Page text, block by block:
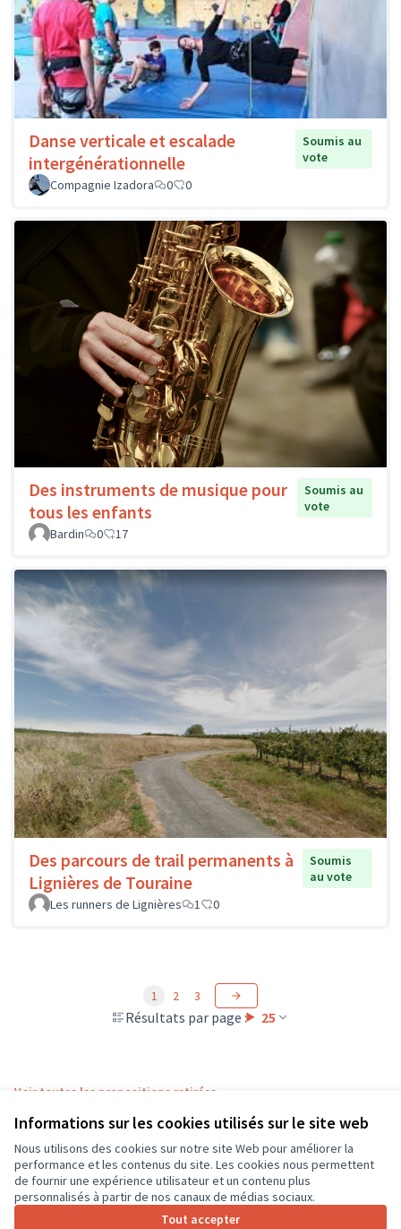
Informations sur les cookies utilisés sur le site web
Nous utilisons des cookies sur notre site Web pour améliorer la
performance et les contenus du site. Les cookies nous permettent
de fournir une expérience utilisateur et un contenu plus
personnalisés à partir de nos canaux de médias sociaux.
Tout accepter
Danse verticale et escalade
intergénérationnelle
Soumis au
vote
Compagnie Izadora
0 0
Des instruments de musique pour
tous les enfants
Soumis au
vote
Bardin
0 17
Des parcours de trail permanents à
Lignières de Touraine
Soumis
au vote
Les runners de Lignières
1 0
Résultats par page : 25
1 2 3
Voir toutes les propositions retirées
Conditions d'utilisation
Paramètres des cookies
CD37 sur X
(Lien externe)
CD37 sur Facebook
CD37 sur Instagram
CD37 sur YouTube
(Lien externe)